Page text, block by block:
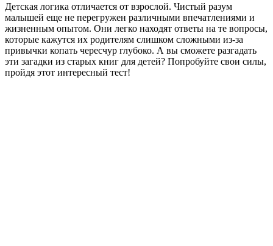
Детская логика отличается от взрослой. Чистый разум
малышей еще не перегружен различными впечатлениями и
жизненным опытом. Они легко находят ответы на те вопросы,
которые кажутся их родителям слишком сложными из-за
привычки копать чересчур глубоко. А вы сможете разгадать
эти загадки из старых книг для детей? Попробуйте свои силы,
пройдя этот интересный тест!